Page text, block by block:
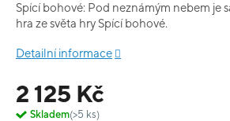
2 125 Kč
Skladem(>5 ks)
Spící bohové: Pod neznámým nebem je
hra ze světa hry Spící bohové.
Detailní informace